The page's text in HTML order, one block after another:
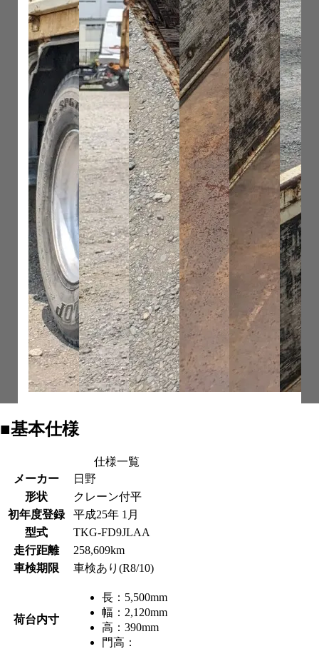
■基本仕様
仕様一覧
メーカー
日野
形状
クレーン付平
初年度登録
平成25年 1月
型式
TKG-FD9JLAA
走行距離
258,609km
車検期限
車検あり(R8/10)
荷台内寸
長： 5,500mm
幅： 2,120mm
高： 390mm
門高：